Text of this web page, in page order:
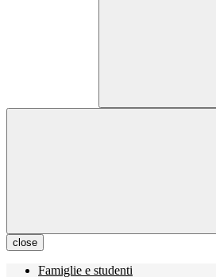
close
Famiglie e studenti